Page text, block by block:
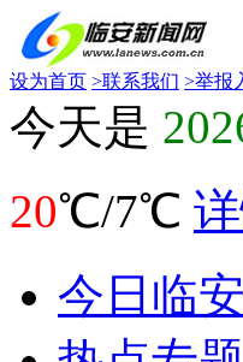
设为首页 >联系我们 >举报
今天是
20℃/7℃
今日临安